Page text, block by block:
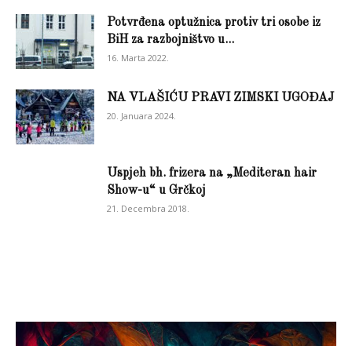
Potvrđena optužnica protiv tri osobe iz
BiH za razbojništvo u...
16. Marta 2022.
NA VLAŠIĆU PRAVI ZIMSKI UGOĐAJ
20. Januara 2024.
Uspjeh bh. frizera na „Mediteran hair
Show-u“ u Grčkoj
21. Decembra 2018.